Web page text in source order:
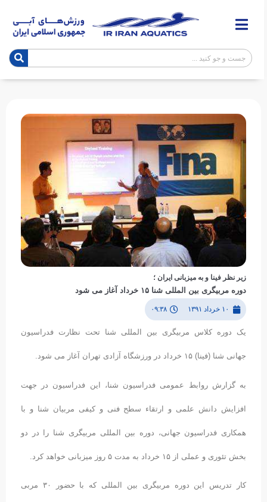
زیر نظر فینا و به میزبانی ایران ؛
دوره مربیگری بین المللی شنا ١۵ خرداد آغاز می شود
۱۰ خرداد ۱۳۹۱ ۰۹:۳۸
یک دوره کلاس مربیگری بین المللی شنا تحت نظارت فدراسیون
جهانی شنا (فینا) ١۵ خرداد در ورزشگاه آزادی تهران آغاز می شود.
به گزارش روابط عمومی فدراسیون شنا، این فدراسیون در جهت
افزایش دانش علمی و ارتقاء سطح فنی و کیفی مربیان شنا و با
همکاری فدراسیون جهانی، دوره بین المللی مربیگری شنا را در دو
بخش تئوری و عملی از ١۵ خرداد به مدت ۵ روز میزبانی خواهد کرد.
کار تدریس این دوره مربیگری بین المللی که با حضور ٣۰ مربی